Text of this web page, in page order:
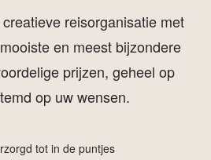
reisorganisatie met
en meest bijzondere
prijzen, geheel op
op uw wensen.
tot in de puntjes